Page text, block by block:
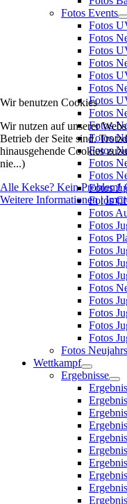
Fotos Events
Fotos
Fotos
Fotos
Fotos
Fotos
Fotos
Fotos
Fotos
Fotos
Fotos
Fotos
Fotos
Fotos
Fotos
Fotos
Fotos
Fotos
Fotos
Fotos
Fotos
Fotos
Fotos
Fotos
Fotos
Fotos
Fotos
Fotos
Wettkampf
Ergebnisse
Wir benutzen Cookies
Wir nutzen auf unserer
Betrieb der Seite sind.
hinausgehende Cookies
nie...)
Alle Kekse? Kein Problem!
Weitere Informationen|